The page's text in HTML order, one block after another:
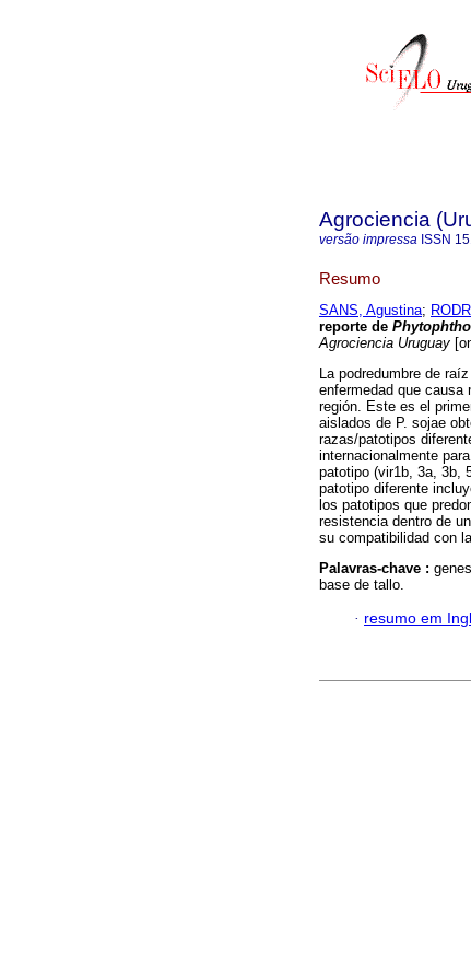
Agrociencia
versão impressa ISSN
Resumo
SANS, Agustina;
reporte de
Agrociencia Uruguay
La podredumbre de
enfermedad que
región. Este es el
aislados de P. sojae
razas/patotipos
internacionalmente
patotipo (vir1b, 3a, 3b,
patotipo diferente
los patotipos que
resistencia dentro de
su compatibilidad con
Palavras-chave :
base de tallo.
· resumo em